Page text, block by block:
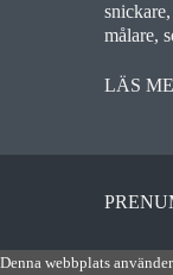
målare,
LÄS
Denna webbplats